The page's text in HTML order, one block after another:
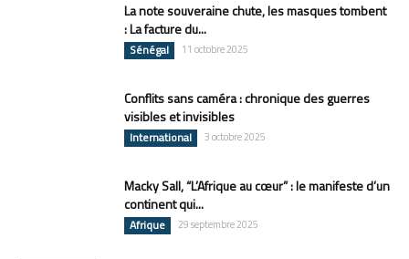
La note souveraine chute, les masques tombent
: La facture du...
Sénégal 11 octobre 2025
Conflits sans caméra : chronique des guerres
visibles et invisibles
International 3 octobre 2025
Macky Sall, “L’Afrique au cœur” : le manifeste d’un
continent qui...
Afrique 29 septembre 2025